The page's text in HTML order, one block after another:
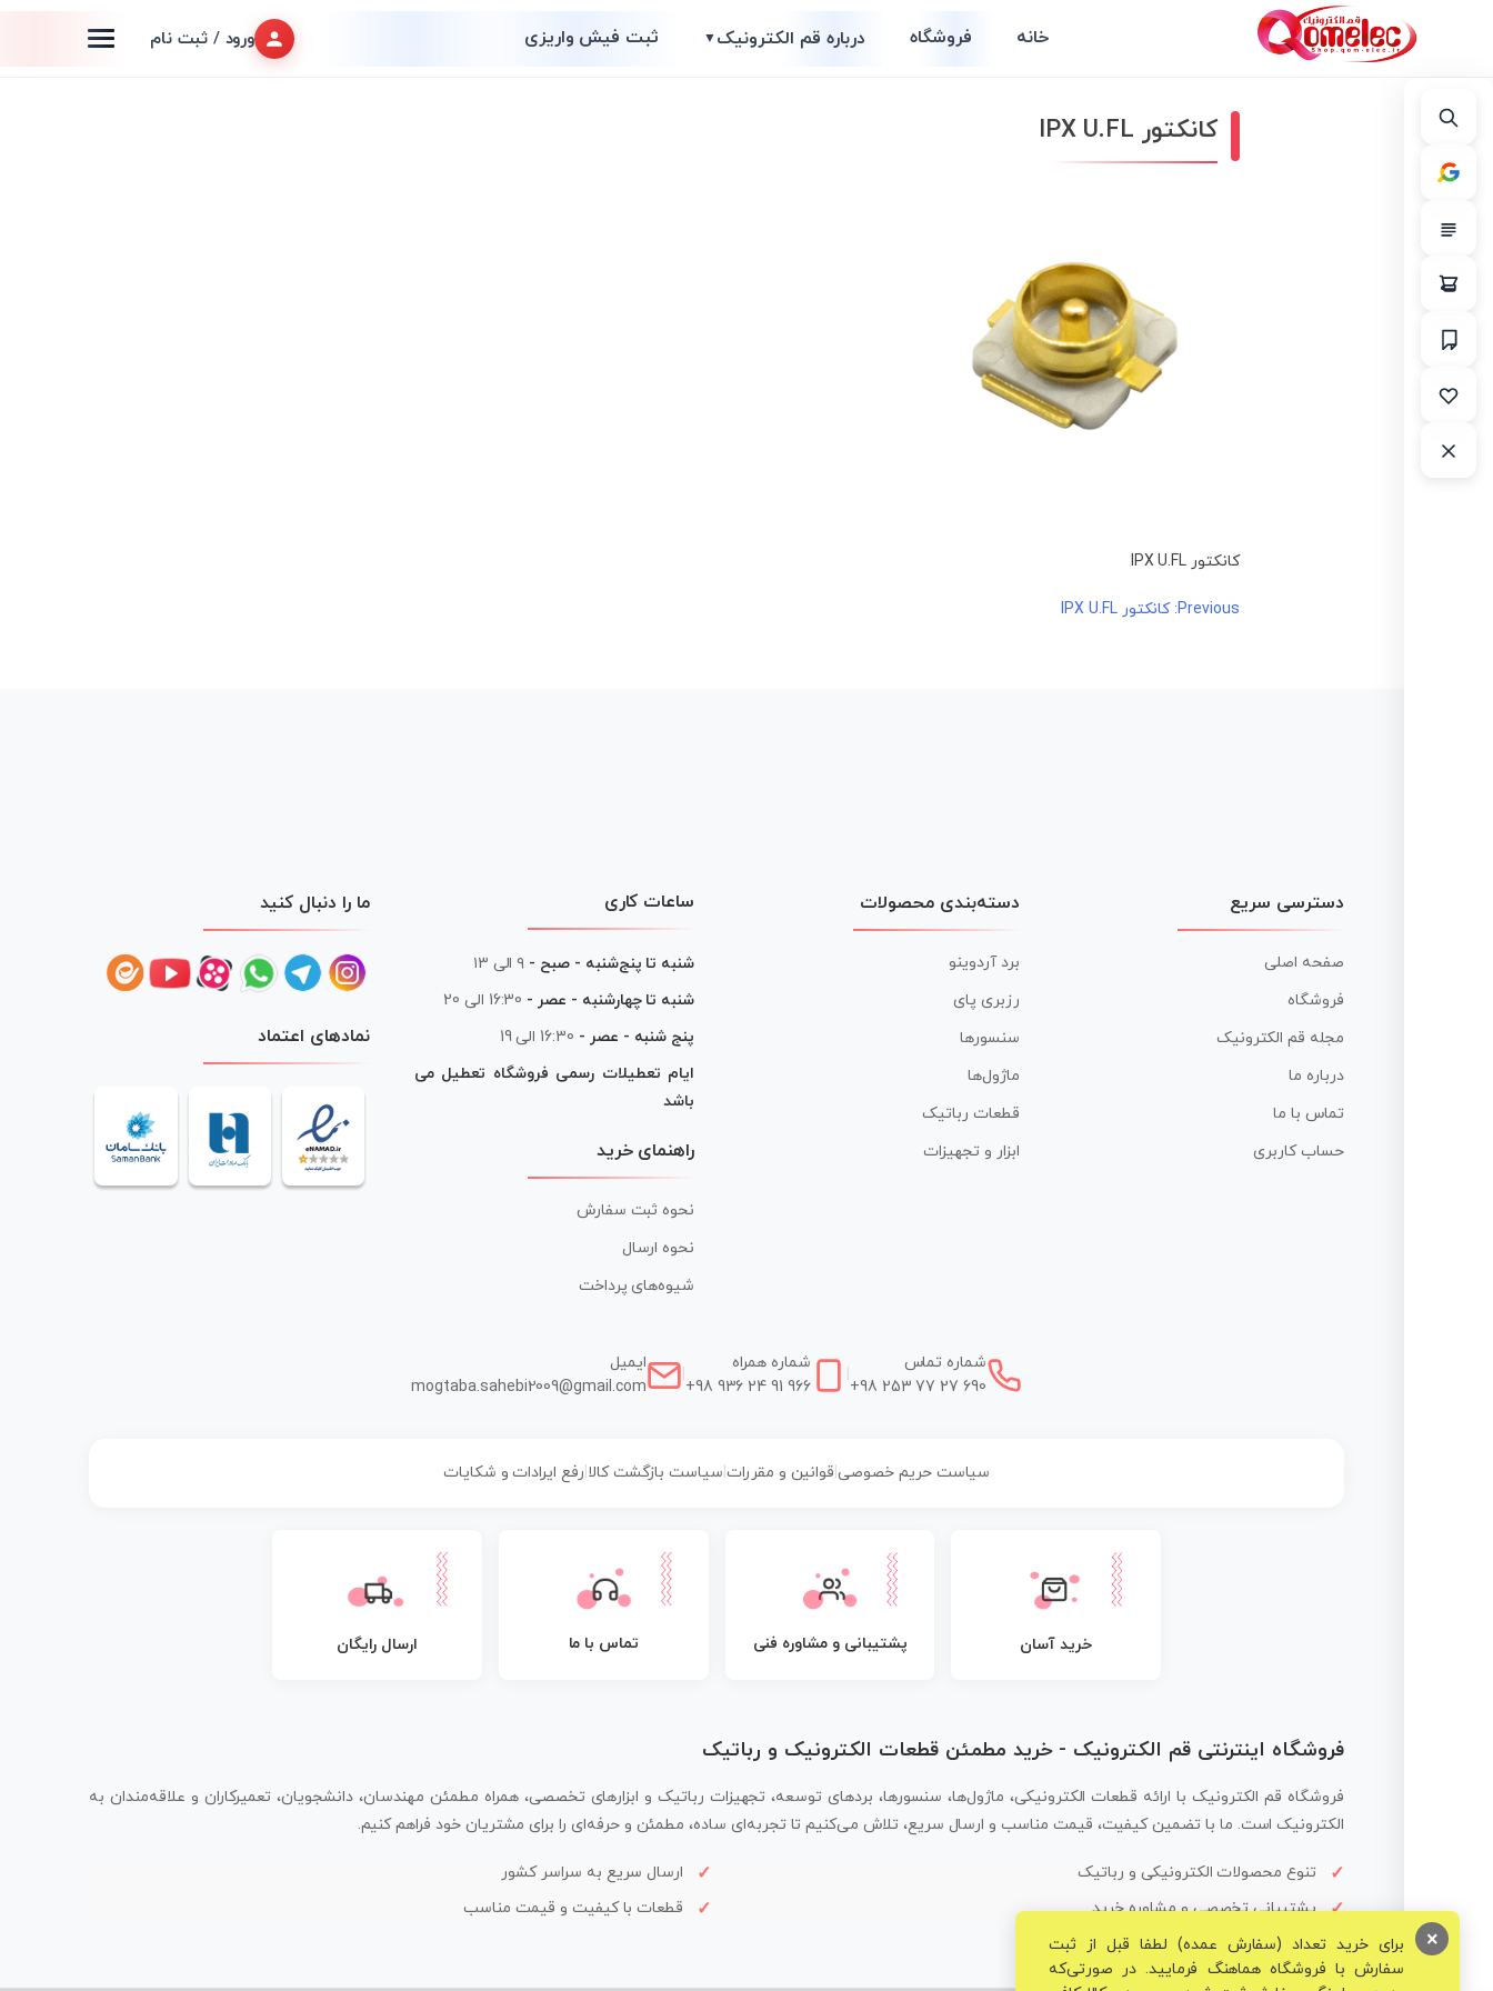
خانه فروشگاه درباره قم الکترونیک▼ ثبت فیش واریزی ورود / ثبت نام
کانکتور IPX U.FL
کانکتور IPX U.FL
راهبری
Previous: کانکتور IPX U.FL
دسترسی سریع
صفحه اصلی
فروشگاه
مجله قم الکترونیک
درباره ما
تماس با ما
حساب کاربری
دسته‌بندی محصولات
برد آردوینو
رزبری پای
سنسورها
ماژول‌ها
قطعات رباتیک
ابزار و تجهیزات
ساعات کاری
شنبه تا پنج‌شنبه - صبح - ۹ الی ۱۳
شنبه تا چهارشنبه - عصر - 16:30 الی 20
پنج شنبه - عصر - 16:30 الی 19
ایام تعطیلات رسمی فروشگاه تعطیل می
باشد
راهنمای خرید
نحوه ثبت سفارش
نحوه ارسال
شیوه‌های پرداخت
ما را دنبال کنید
نمادهای اعتماد
شماره تماس
+98 253 77 27 690
شماره همراه
+98 936 24 91 966
ایمیل
mogtaba.sahebi2009@gmail.com
سیاست حریم خصوصی| قوانین و مقررات سیاست بازگشت کالا رفع ایرادات و شکایات
خرید آسان پشتیبانی و مشاوره فنی تماس با ما ارسال رایگان
فروشگاه اینترنتی قم الکترونیک - خرید مطمئن قطعات الکترونیک و رباتیک
فروشگاه قم الکترونیک با ارائه قطعات الکترونیکی، ماژول‌ها، سنسورها، بردهای توسعه، تجهیزات رباتیک و ابزارهای تخصصی، همراه مطمئن مهندسان، دانشجویان، تعمیرکاران و علاقه‌مندان به
الکترونیک است. ما با تضمین کیفیت، قیمت مناسب و ارسال سریع، تلاش می‌کنیم تا تجربه‌ای ساده، مطمئن و حرفه‌ای را برای مشتریان خود فراهم کنیم.
تنوع محصولات الکترونیکی و رباتیک
ارسال سریع به سراسر کشور
پشتیبانی تخصصی و مشاوره خرید
قطعات با کیفیت و قیمت مناسب
برای خرید تعداد (سفارش عمده) لطفا قبل از ثبت
سفارش با فروشگاه هماهنگ فرمایید. در صورتی‌که
×